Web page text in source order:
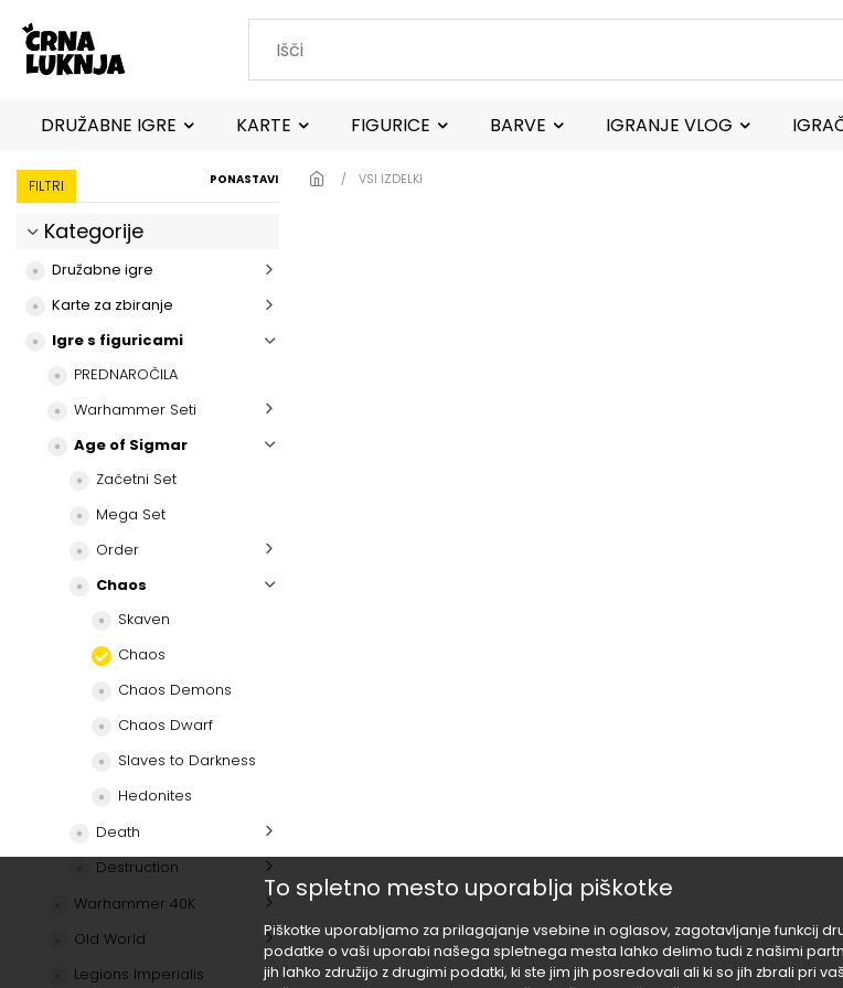
DRUŽABNE IGRE KARTE FIGURICE BARVE IGRANJE VLOG
FILTRI PONASTAVI
Kategorije
Družabne igre
Karte za zbiranje
Igre s figuricami
PREDNAROČILA
Warhammer Seti
Age of Sigmar
Začetni Set
Mega Set
Order
Chaos
Skaven
Chaos
Chaos Demons
Chaos Dwarf
Slaves to Darkness
Hedonites
Death
Destruction
Warhammer 40K
Old World
Legions Imperialis
VSI IZDELKI
To spletno mesto uporablja piškotke
Piškotke uporabljamo za prilagajanje vsebine in oglasov, zagotavljanje funkcij
podatke o vaši uporabi našega spletnega mesta lahko delimo tudi z našimi
jih lahko združijo z drugimi podatki, ki ste jim jih posredovali ali ki so jih zbrali pri